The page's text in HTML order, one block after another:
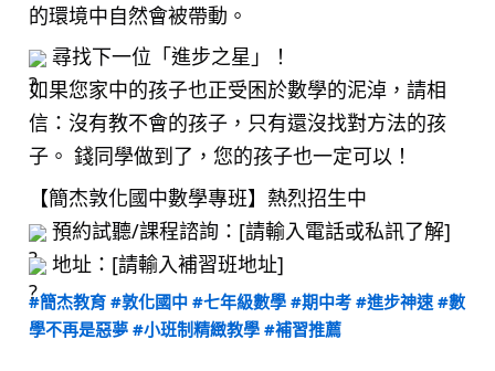
的環境中自然會被帶動。
尋找下一位「進步之星」！
如果您家中的孩子也正受困於數學的泥淖，請相
信：沒有教不會的孩子，只有還沒找對方法的孩
子。 錢同學做到了，您的孩子也一定可以！
【簡杰敦化國中數學專班】熱烈招生中
預約試聽/課程諮詢：[請輸入電話或私訊了解]
地址：[請輸入補習班地址]
#簡杰教育 #敦化國中 #七年級數學 #期中考 #進步神速 #數
學不再是惡夢 #小班制精緻教學 #補習推薦